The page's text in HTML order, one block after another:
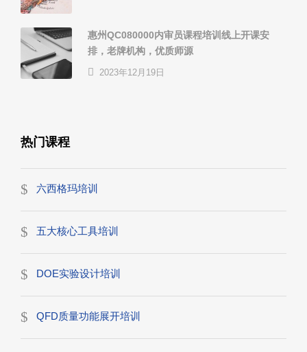
惠州QC080000内审员课程培训线上开课安
排，老牌机构，优质师源
2023年12月19日
热门课程
六西格玛培训
五大核心工具培训
DOE实验设计培训
QFD质量功能展开培训